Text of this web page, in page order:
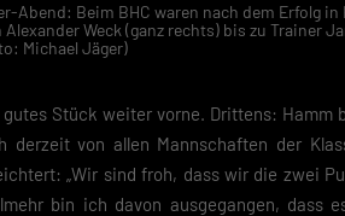
Abend: Beim BHC waren nach dem Erfolg
Alexander Weck (ganz rechts) bis zu Trainer
Michael Jäger)
gutes Stück weiter vorne. Drittens: Hamm
derzeit von allen Mannschaften der
„Wir sind froh, dass wir die zwei
bin ich davon ausgegangen, dass